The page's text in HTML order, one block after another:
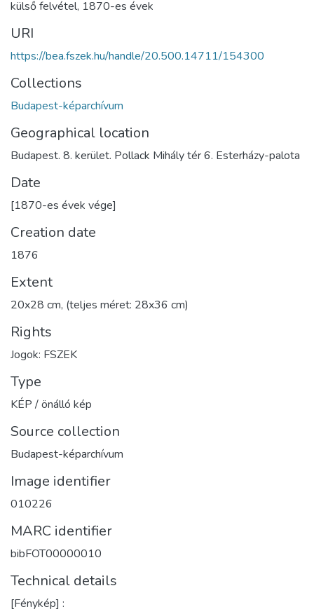
külső felvétel, 1870-es évek
URI
https://bea.fszek.hu/handle/20.500.14711/154300
Collections
Budapest-képarchívum
Geographical location
Budapest. 8. kerület. Pollack Mihály tér 6. Esterházy-palota
Date
[1870-es évek vége]
Creation date
1876
Extent
20x28 cm, (teljes méret: 28x36 cm)
Rights
Jogok: FSZEK
Type
KÉP / önálló kép
Source collection
Budapest-képarchívum
Image identifier
010226
MARC identifier
bibFOT00000010
Technical details
[Fénykép] :